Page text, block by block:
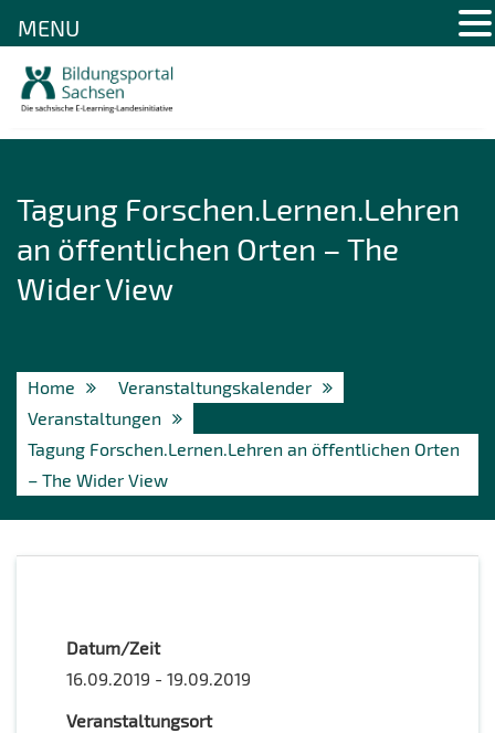
Tagung Forschen.Lernen.Lehren
an öffentlichen Orten – The
Wider View
Home
Veranstaltungskalender
Veranstaltungen
Tagung Forschen.Lernen.Lehren an öffentlichen Orten
– The Wider View
Datum/Zeit
16.09.2019 - 19.09.2019
Veranstaltungsort
MENU